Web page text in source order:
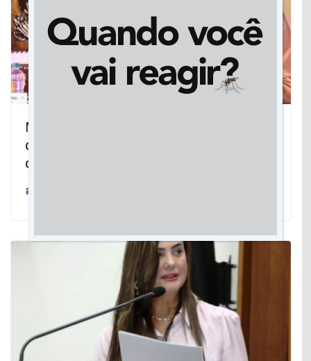
Médico David Infante Vieira é o nome
do PSB como pré-candidato a prefeito
de Dourados